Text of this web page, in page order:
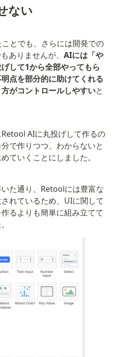
ない
とでも、さらには開発での
ありませんが、 AIには「や
して1から全部やってもら
点を部分的に助けてくれる
がコントロールしやすいと
AIに丸投げして作るの
で作りつつ、わからないと
ていくことにしました。
た通り、Retoolには豊富な
れているため、UIに関して
るよりも簡単に組み立てて